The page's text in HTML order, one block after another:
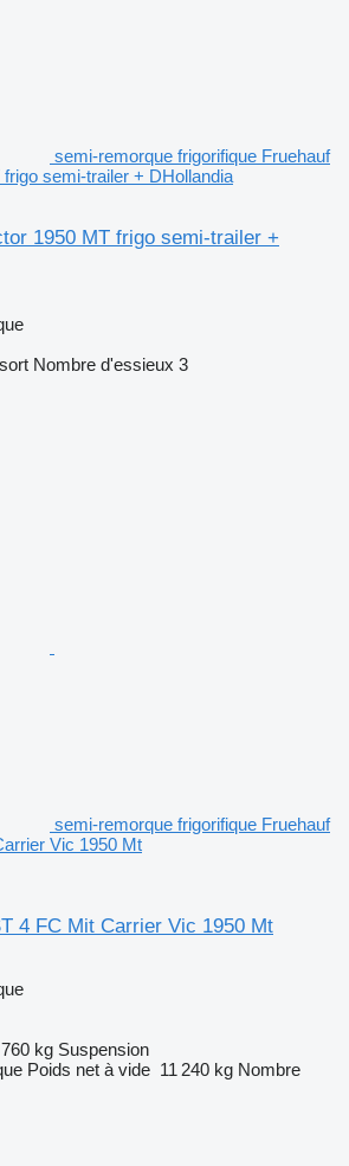
semi-remorque frigorifique Fruehauf
semi-trailer + DHollandia
1950 MT frigo semi-trailer +
Nombre d'essieux 3
semi-remorque frigorifique Fruehauf
Vic 1950 Mt
4 FC Mit Carrier Vic 1950 Mt
kg Suspension
Poids net à vide 11 240 kg Nombre